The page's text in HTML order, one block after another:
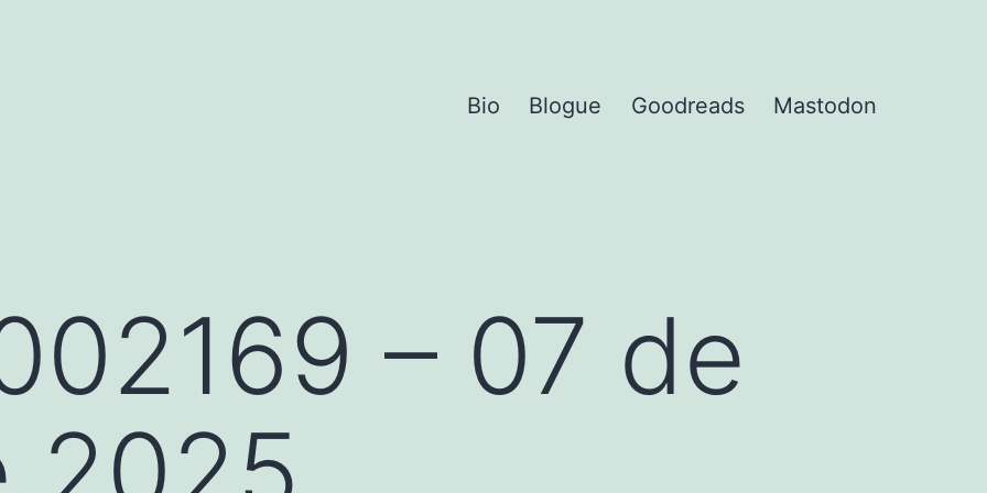
Bio Blogue Goodreads Mastodon
– 07 de